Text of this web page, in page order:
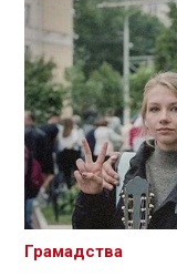
Грамадства